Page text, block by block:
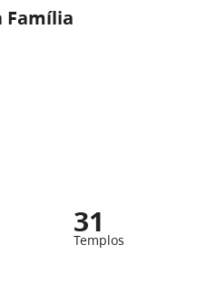
Família
31
Templos